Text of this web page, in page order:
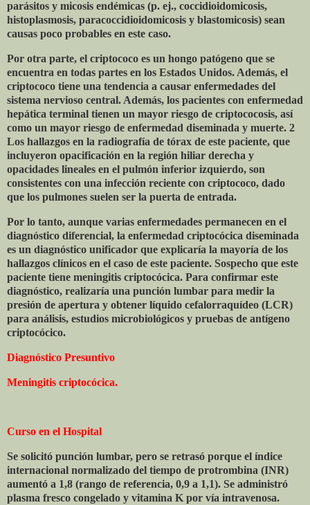
parásitos y micosis endémicas (p. ej., coccidioidomicosis,
histoplasmosis, paracoccidioidomicosis y blastomicosis) sean
causas poco probables en este caso.
Por otra parte, el criptococo es un hongo patógeno que se
encuentra en todas partes en los Estados Unidos. Además, el
criptococo tiene una tendencia a causar enfermedades del
sistema nervioso central. Además, los pacientes con enfermedad
hepática terminal tienen un mayor riesgo de criptococosis, así
como un mayor riesgo de enfermedad diseminada y muerte. 2
Los hallazgos en la radiografía de tórax de este paciente, que
incluyeron opacificación en la región hiliar derecha y
opacidades lineales en el pulmón inferior izquierdo, son
consistentes con una infección reciente con criptococo, dado
que los pulmones suelen ser la puerta de entrada.
Por lo tanto, aunque varias enfermedades permanecen en el
diagnóstico diferencial, la enfermedad criptocócica diseminada
es un diagnóstico unificador que explicaría la mayoría de los
hallazgos clínicos en el caso de este paciente. Sospecho que este
paciente tiene meningitis criptocócica. Para confirmar este
diagnóstico, realizaría una punción lumbar para medir la
presión de apertura y obtener líquido cefalorraquídeo (LCR)
para análisis, estudios microbiológicos y pruebas de antígeno
criptocócico.
Diagnóstico Presuntivo
Meningitis criptocócica.
Curso en el Hospital
Se solicitó punción lumbar, pero se retrasó porque el índice
internacional normalizado del tiempo de protrombina (INR)
aumentó a 1,8 (rango de referencia, 0,9 a 1,1). Se administró
plasma fresco congelado y vitamina K por vía intravenosa.